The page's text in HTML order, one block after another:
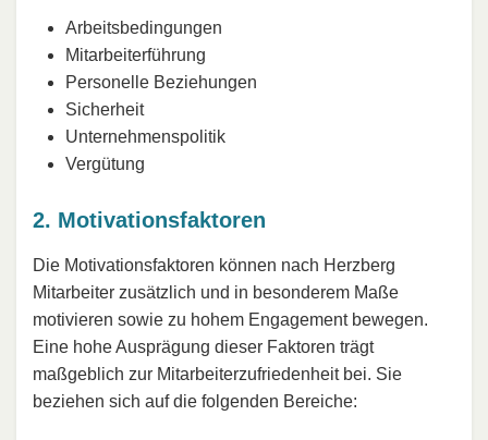
Arbeitsbedingungen
Mitarbeiterführung
Personelle Beziehungen
Sicherheit
Unternehmenspolitik
Vergütung
2. Motivationsfaktoren
Die Motivationsfaktoren können nach Herzberg
Mitarbeiter zusätzlich und in besonderem Maße
motivieren sowie zu hohem Engagement bewegen.
Eine hohe Ausprägung dieser Faktoren trägt
maßgeblich zur Mitarbeiterzufriedenheit bei. Sie
beziehen sich auf die folgenden Bereiche: